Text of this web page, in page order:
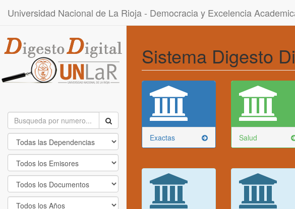
Universidad Nacional de La Rioja - Democracia y Excelencia
Sistema Digesto
Exactas Salud